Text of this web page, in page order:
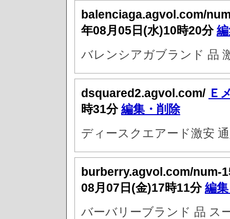
balenciaga.agvol.com/
年08月05日(水)10時20分
バレンシアガブランド 品
dsquared2.agvol.com/ Ｅ
時31分編集・削除
ディースクエアード激安
burberry.agvol.com/num-
08月07日(金)17時11分編
バーバリーブランド 品 ス